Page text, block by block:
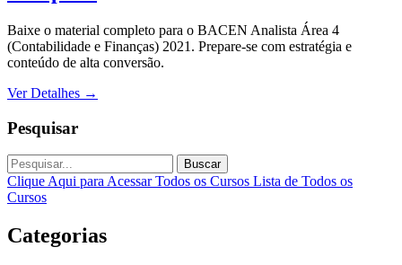
Baixe o material completo para o BACEN Analista Área 4
(Contabilidade e Finanças) 2021. Prepare-se com estratégia e
conteúdo de alta conversão.
Ver Detalhes →
Pesquisar
Buscar
Clique Aqui para Acessar Todos os Cursos Lista de Todos os
Cursos
Categorias